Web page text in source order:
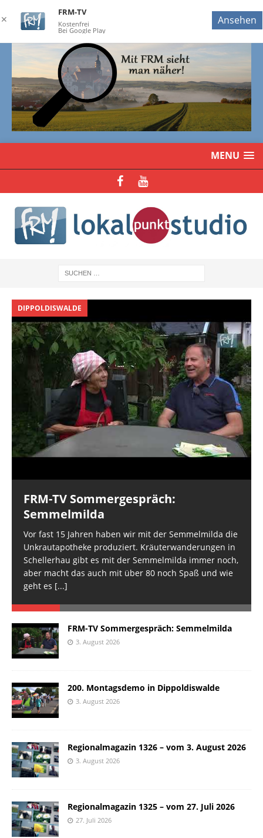
MENU
DIPPOLDISWALDE
FRM-TV Sommergespräch:
Semmelmilda
Vor fast 15 Jahren haben wir mit der Semmelmilda die
Unkrautapotheke produziert. Kräuterwanderungen in
Schellerhau gibt es mit der Semmelmilda immer noch,
aber macht das auch mit über 80 noch Spaß und wie
geht es [...]
FRM-TV Sommergespräch: Semmelmilda
3. August 2026
200. Montagsdemo in Dippoldiswalde
3. August 2026
Regionalmagazin 1326 – vom 3. August 2026
3. August 2026
Regionalmagazin 1325 – vom 27. Juli 2026
27. Juli 2026
✕
FRM-TV
Kostenfrei
Bei Google Play
Ansehen